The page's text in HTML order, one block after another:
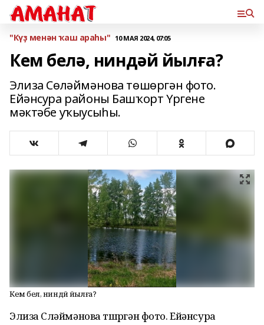
"Күҙ менән ҡаш араһы" 10 МАЯ 2024, 07:05
Кем белә, ниндәй йылға?
Элиза Сөләймәнова төшөргән фото.
Ейәнсура районы Башҡорт Үргене
мәктәбе уҡыусыһы.
Кем белә, ниндәй йылға?
Элиза Сөләймәнова төшөргән фото. Ейәнсура